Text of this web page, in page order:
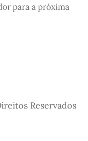
para a próxima
Reservados